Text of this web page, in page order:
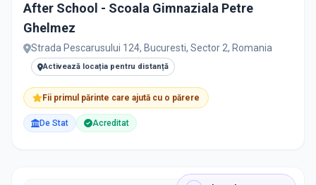
After School - Scoala Gimnaziala Petre
Ghelmez
Strada Pescarusului 124, Bucuresti, Sector 2, Romania
Activează locația pentru distanță
Fii primul părinte care ajută cu o părere
De Stat Acreditat